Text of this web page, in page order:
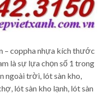
– coppha nhựa kích thước
là sự lựa chọn số 1 trong
ngoài trời, lót sàn kho,
lót sàn kho lạnh, lót sàn